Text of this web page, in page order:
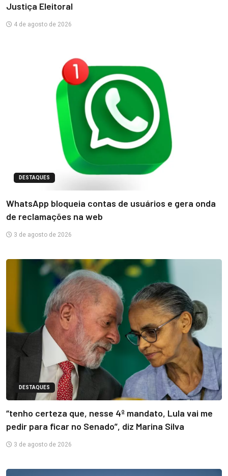
Justiça Eleitoral
4 de agosto de 2026
DESTAQUES
WhatsApp bloqueia contas de usuários e gera onda
de reclamações na web
3 de agosto de 2026
DESTAQUES
“tenho certeza que, nesse 4º mandato, Lula vai me
pedir para ficar no Senado”, diz Marina Silva
3 de agosto de 2026